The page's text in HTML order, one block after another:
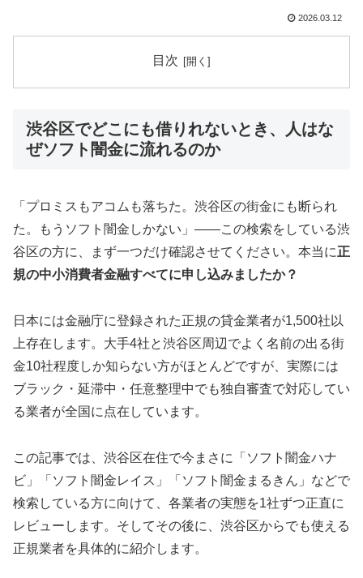
2026.03.12
目次
渋谷区でどこにも借りれないとき、人はな
ぜソフト闇金に流れるのか
「プロミスもアコムも落ちた。渋谷区の街金にも断られ
た。もうソフト闇金しかない」——この検索をしている渋
谷区の方に、まず一つだけ確認させてください。本当に正
規の中小消費者金融すべてに申し込みましたか？
日本には金融庁に登録された正規の貸金業者が1,500社以
上存在します。大手4社と渋谷区周辺でよく名前の出る街
金10社程度しか知らない方がほとんどですが、実際には
ブラック・延滞中・任意整理中でも独自審査で対応してい
る業者が全国に点在しています。
この記事では、渋谷区在住で今まさに「ソフト闇金ハナ
ビ」「ソフト闇金レイス」「ソフト闇金まるきん」などで
検索している方に向けて、各業者の実態を1社ずつ正直に
レビューします。そしてその後に、渋谷区からでも使える
正規業者を具体的に紹介します。